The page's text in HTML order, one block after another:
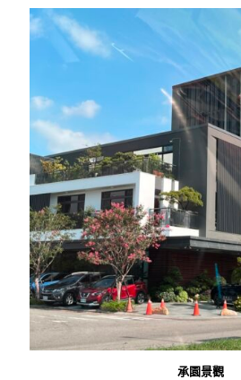
承園景觀